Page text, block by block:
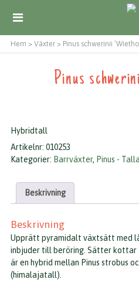
Hem > Växter > Pinus schwerinii
Pinus
Hybridtall
Artikelnr: 010253
Kategorier: Barrväxter, Pinus -
Beskrivning
Beskrivning
Upprätt pyramidalt växtsätt med
inbjuder till beröring. Sätter kottar
är en hybrid mellan Pinus strobus
(himalajatall).